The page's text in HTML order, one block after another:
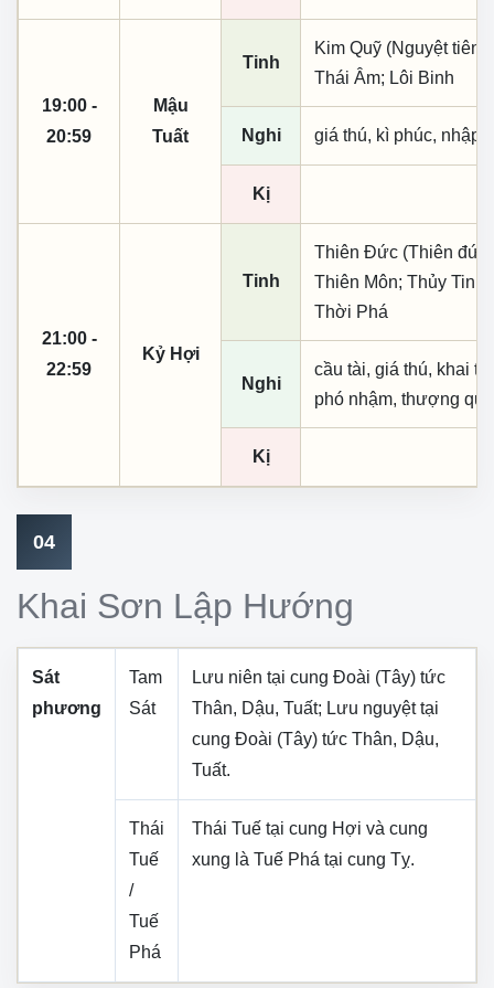
19:00 -
20:59
Mậu
Tuất
Tinh
Kim Quỹ (Nguyệt
Thái Âm; Lôi Binh
Nghi giá thú, kì phúc, nhập
Kị
21:00 -
22:59
Kỷ Hợi
Tinh
Thiên Đức (Thiên
Thiên Môn; Thủy
Thời Phá
Nghi
cầu tài, giá thú, khai
phó nhậm, thượng
Kị
04
Khai Sơn Lập Hướng
Sát
phương
Tam
Sát
Lưu niên tại cung Đoài (Tây) tức
Thân, Dậu, Tuất; Lưu nguyệt tại
cung Đoài (Tây) tức Thân, Dậu,
Tuất.
Thái
Tuế
/
Tuế
Phá
Thái Tuế tại cung Hợi và cung
xung là Tuế Phá tại cung Tỵ.